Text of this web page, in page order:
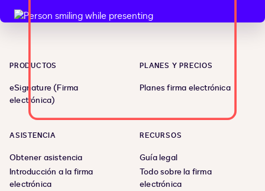
PRODUCTOS
eSignature (Firma
electrónica)
PLANES Y PRECIOS
Planes firma electrónica
ASISTENCIA
Obtener asistencia
Introducción a la firma
electrónica
RECURSOS
Guía legal
Todo sobre la firma
electrónica